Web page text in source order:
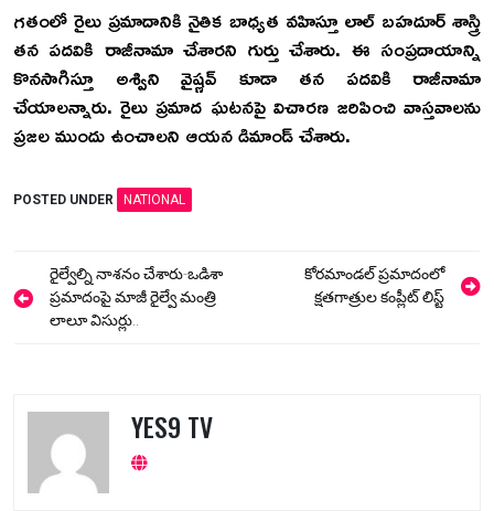
గతంలో రైలు ప్రమాదానికి నైతిక బాధ్యత వహిస్తూ లాల్ బహదూర్ శాస్త్రి
తన పదవికి రాజీనామా చేశారని గుర్తు చేశారు. ఈ సంప్రదాయాన్ని
కొనసాగిస్తూ అశ్విని వైష్ణవ్ కూడా తన పదవికి రాజీనామా
చేయాలన్నారు. రైలు ప్రమాద ఘటనపై విచారణ జరిపించి వాస్తవాలను
ప్రజల ముందు ఉంచాలని ఆయన డిమాండ్ చేశారు.
POSTED UNDER NATIONAL
Post
navigation
రైల్వేల్ని నాశనం చేశారు-ఒడిశా
ప్రమాదంపై మాజీ రైల్వే మంత్రి
లాలూ విసుర్లు..
కోరమాండల్ ప్రమాదంలో
క్షతగాత్రుల కంప్లీట్ లిస్ట్
YES9 TV